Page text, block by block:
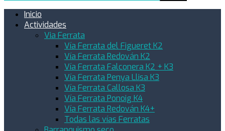
Inicio
Actividades
Via Ferrata
Vía Ferrata del Figueret K2
Vía Ferrata Redován K2
Vía Ferrata Falconera K2 + K3
Vía Ferrata Penya Llisa K3
Vía Ferrata Callosa K3
Vía Ferrata Ponoig K4
Vía Ferrata Redován K4+
Todas las vías Ferratas